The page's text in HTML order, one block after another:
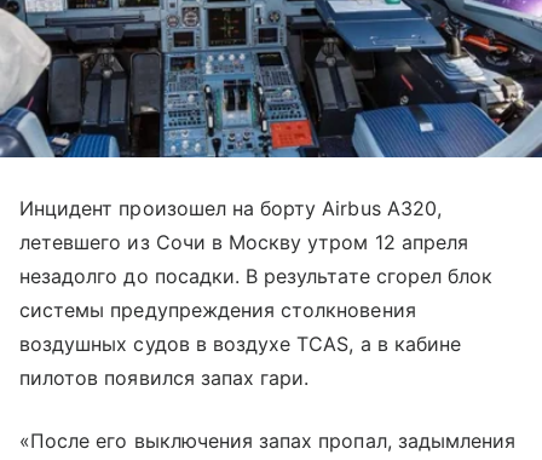
Инцидент произошел на борту Airbus A320,
летевшего из Сочи в Москву утром 12 апреля
незадолго до посадки. В результате сгорел блок
системы предупреждения столкновения
воздушных судов в воздухе TCAS, а в кабине
пилотов появился запах гари.
«После его выключения запах пропал, задымления